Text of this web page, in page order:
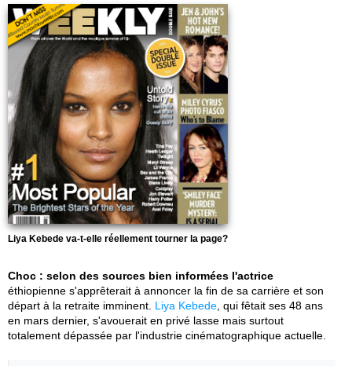
Liya Kebede va-t-elle réellement tourner la page?
Choc : selon des sources bien informées l'actrice
éthiopienne s'apprêterait à annoncer la fin de sa carrière et son
départ à la retraite imminent. Liya Kebede , qui fêtait ses 48 ans
en mars dernier, s'avouerait en privé lasse mais surtout
totalement dépassée par l'industrie cinématographique actuelle.